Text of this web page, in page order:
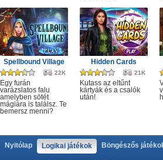
Spellbound Village
22K
Egy furán
varázslatos falu
amelyben sötét
mágiára is találsz. Te
bemersz menni?
Hidden Cards
21K
Kutass az eltűnt
kártyák és a csalók
után!
Nyitólap Logikai játékok Böngészős